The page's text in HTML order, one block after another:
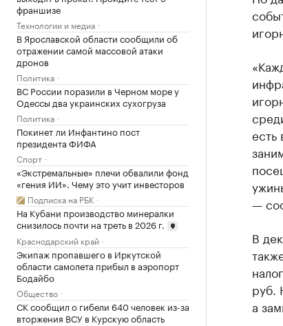
франшизе
Технологии и медиа
В Ярославской области сообщили об
отражении самой массовой атаки
дронов
Политика
ВС России поразили в Черном море у
Одессы два украинских сухогруза
Политика
Покинет ли Инфантино пост
президента ФИФА
Спорт
«Экстремальные» плечи обвалили фонд
«гения ИИ». Чему это учит инвесторов
Подписка на РБК
На Кубани производство минералки
снизилось почти на треть в 2026 г.
Краснодарский край
Экипаж пропавшего в Иркутской
области самолета прибыл в аэропорт
Бодайбо
Общество
СК сообщил о гибели 640 человек из-за
вторжения ВСУ в Курскую область
есть
—
В
руб.
а